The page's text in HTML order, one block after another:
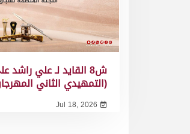
ش8 القايد لـ علي
(التمهيدي الثاني
Jul 18, 2026